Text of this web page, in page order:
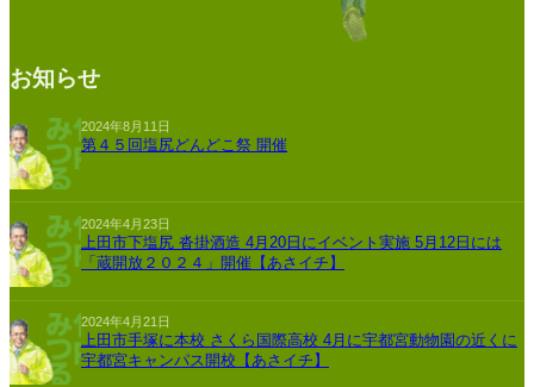
お知らせ
2024年8月11日
第４５回塩尻どんどこ祭 開催
2024年4月23日
上田市下塩尻 沓掛酒造 4月20日にイベント実施 5月12日には
「蔵開放２０２４」開催【あさイチ】
2024年4月21日
上田市手塚に本校 さくら国際高校 4月に宇都宮動物園の近くに
宇都宮キャンパス開校【あさイチ】